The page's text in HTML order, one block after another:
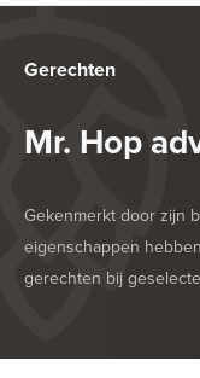
Gerechten
Mr. Hop
Gekenmerkt door zijn
eigenschappen
gerechten bij
HEERLIJK BIJ